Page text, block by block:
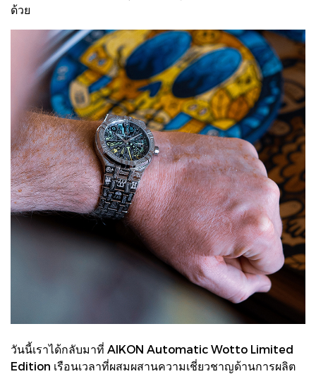
ด้วย
วันนี้เราได้กลับมาที่ AIKON Automatic Wotto Limited
Edition เรือนเวลาที่ผสมผสานความเชี่ยวชาญด้านการผลิต